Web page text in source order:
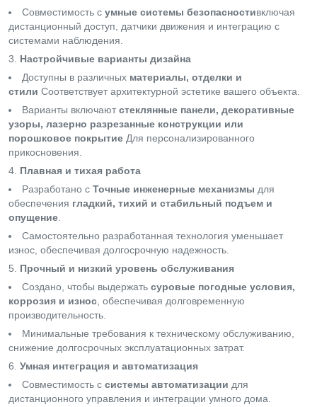
Совместимость с умные системы безопасностивключая
дистанционный доступ, датчики движения и интеграцию с
системами наблюдения.
Настройчивые варианты дизайна
Доступны в различных материалы, отделки и
стили Соответствует архитектурной эстетике вашего объекта.
Варианты включают стеклянные панели, декоративные
узоры, лазерно разрезанные конструкции или
порошковое покрытие Для персонализированного
прикосновения.
Плавная и тихая работа
Разработано с Точные инженерные механизмы для
обеспечения гладкий, тихий и стабильный подъем и
опущение
Самостоятельно разработанная технология уменьшает
износ, обеспечивая долгосрочную надежность.
Прочный и низкий уровень обслуживания
Создано, чтобы выдержать суровые погодные условия,
коррозия и износ , обеспечивая долговременную
производительность.
Минимальные требования к техническому обслуживанию,
снижение долгосрочных эксплуатационных затрат.
Умная интеграция и автоматизация
Совместимость с системы автоматизации для
дистанционного управления и интеграции умного дома.